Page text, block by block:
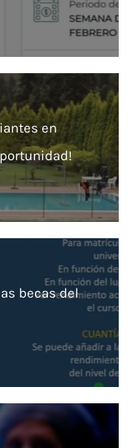
en
becas del